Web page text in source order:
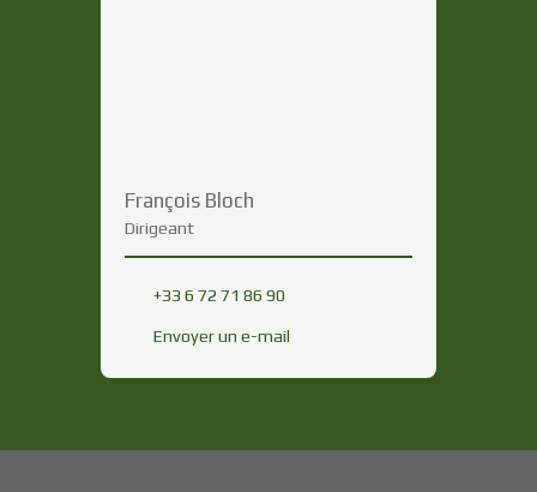
François Bloch
Dirigeant
+33 6 72 71 86 90
Envoyer un e-mail